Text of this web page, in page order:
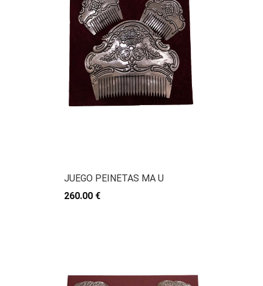
JUEGO PEINETAS MA U
260.00 €